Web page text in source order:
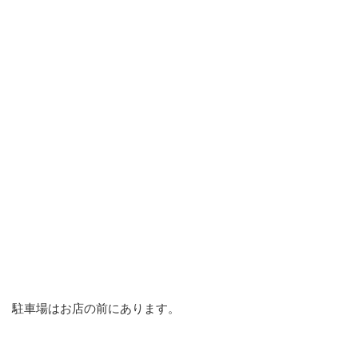
駐車場はお店の前にあります。